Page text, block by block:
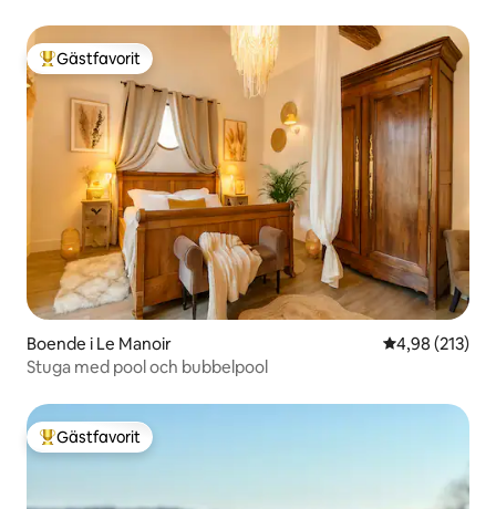
Populär gästfavorit
Gästfavorit
Boende i Le Manoir 4,98 av 5 i
4,98 (213)
Stuga med pool och bubbelpool
Populär gästfavorit
Gästfavorit